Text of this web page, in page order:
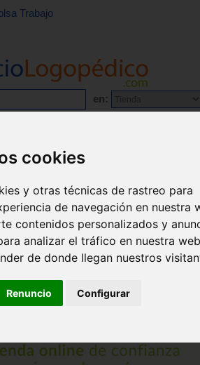
cookies
y otras técnicas de rastreo para
de navegación en nuestra
contenidos personalizados y
analizar el tráfico en nuestra
de donde llegan nuestros
Renuncio Configurar
Trabajo
en: